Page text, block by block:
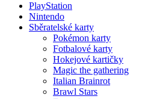
PlayStation
Nintendo
Sběratelské karty
Pokémon karty
Fotbalové karty
Hokejové kartičky
Magic the gathering
Italian Brainrot
Brawl Stars